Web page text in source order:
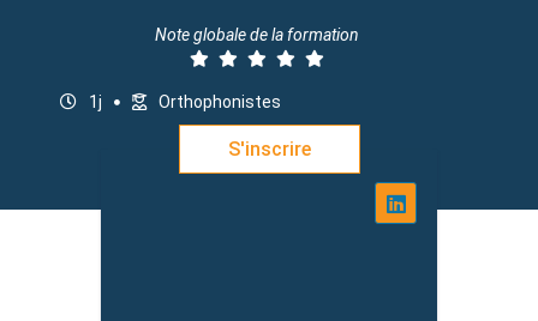
Note globale de la formation
1j Orthophonistes
S'inscrire